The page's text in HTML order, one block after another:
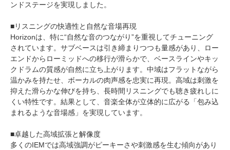
ンドステージを実現しました。
■リスニングの快適性と自然な音場再現
Horizonは、特に“自然な音のつながり”を重視してチューニング
されています。サブベースは引き締まりつつも量感があり、ロー
エンドからローミッドへの移行が滑らかで、ベースラインやキッ
クドラムの質感が自然に立ち上がります。中域はフラットながら
温かみを持たせ、ボーカルの肉声感を忠実に再現。高域は刺激を
抑えた滑らかな伸びを持ち、長時間リスニングでも聴き疲れしに
くい特性です。結果として、音楽全体が立体的に広がる「包み込
まれるような音場感」を実現しています。
■卓越した高域拡張と解像度
多くのIEMでは高域強調がピーキーさや刺激感を生む傾向があり